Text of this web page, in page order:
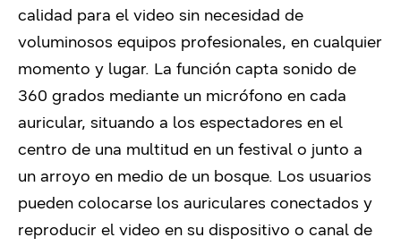
calidad para el video sin necesidad de
voluminosos equipos profesionales, en cualquier
momento y lugar. La función capta sonido de
360 grados mediante un micrófono en cada
auricular, situando a los espectadores en el
centro de una multitud en un festival o junto a
un arroyo en medio de un bosque. Los usuarios
pueden colocarse los auriculares conectados y
reproducir el video en su dispositivo o canal de